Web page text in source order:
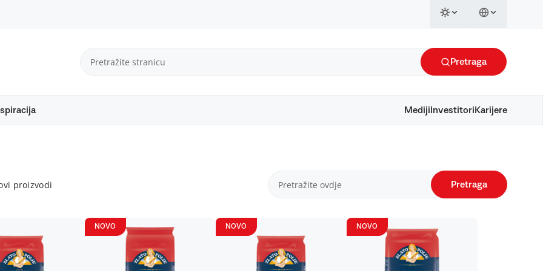
Pretraga
Mediji Investitori Karijere
proizvodi Pretraga
NOVO NOVO NOVO